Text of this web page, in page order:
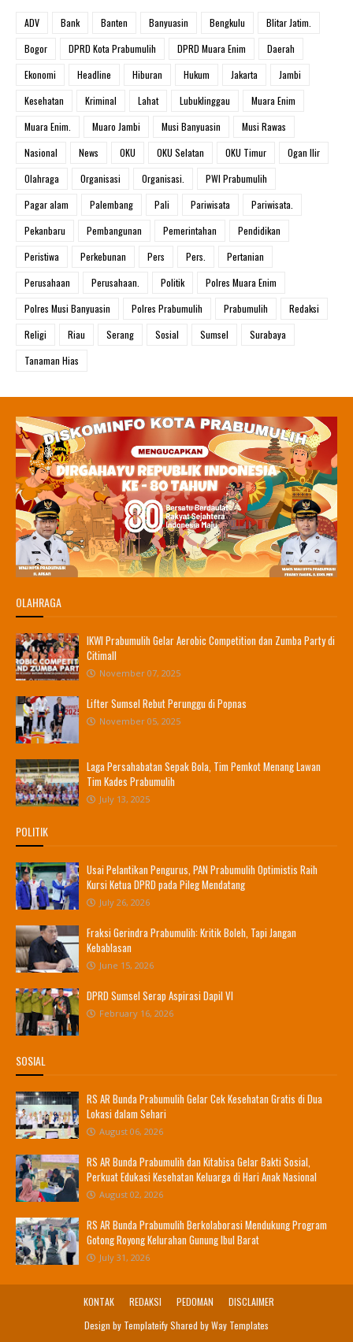
ADV Bank Banten Banyuasin Bengkulu
Blitar Jatim.
Bogor
DPRD Kota Prabumulih DPRD Muara Enim
Daerah
Ekonomi
Headline Hiburan Hukum Jakarta
Jambi
Kesehatan
Kriminal Lahat Lubuklinggau
Muara Enim
Muara Enim.
Muaro Jambi Musi Banyuasin
Musi Rawas
Nasional
News OKU OKU Selatan OKU Timur
Ogan Ilir
Olahraga
Organisasi Organisasi.
PWI Prabumulih
Pagar alam
Palembang Pali Pariwisata
Pariwisata.
Pekanbaru
Pembangunan Pemerintahan
Pendidikan
Peristiwa
Perkebunan Pers Pers.
Pertanian
Perusahaan
Perusahaan. Politik
Polres Muara Enim
Polres Musi Banyuasin
Polres Prabumulih Prabumulih
Redaksi
Religi
Riau Serang Sosial Sumsel
Surabaya
Tanaman Hias
OLAHRAGA
IKWI Prabumulih Gelar Aerobic Competition dan Zumba Party di
Citimall
November 07, 2025
Lifter Sumsel Rebut Perunggu di Popnas
November 05, 2025
Laga Persahabatan Sepak Bola, Tim Pemkot Menang Lawan
Tim Kades Prabumulih
July 13, 2025
POLITIK
Usai Pelantikan Pengurus, PAN Prabumulih Optimistis Raih
Kursi Ketua DPRD pada Pileg Mendatang
July 26, 2026
Fraksi Gerindra Prabumulih: Kritik Boleh, Tapi Jangan
Kebablasan
June 15, 2026
DPRD Sumsel Serap Aspirasi Dapil VI
February 16, 2026
SOSIAL
RS AR Bunda Prabumulih Gelar Cek Kesehatan Gratis di Dua
Lokasi dalam Sehari
August 06, 2026
RS AR Bunda Prabumulih dan Kitabisa Gelar Bakti Sosial,
Perkuat Edukasi Kesehatan Keluarga di Hari Anak Nasional
August 02, 2026
RS AR Bunda Prabumulih Berkolaborasi Mendukung Program
Gotong Royong Kelurahan Gunung Ibul Barat
July 31, 2026
KONTAK REDAKSI PEDOMAN
DISCLAIMER
Design by TemplateifyShared byWay Templates